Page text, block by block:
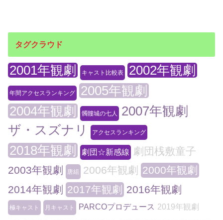
タグクラウド
2001年観劇 キャスト比較表 2002年観劇
年間アクセスランキング
2005年観劇
2004年観劇
髑髏城の七人
2007年観劇
ザ・スズナリ
アクセスランキング
2018年観劇 劇団☆新感線
劇団桟敷童子
2003年観劇
唐組 2006年観劇
2000年観劇
2014年観劇 2017年観劇 2016年観劇
極キャスト 月キャスト PARCOプロデュース 2019年観劇